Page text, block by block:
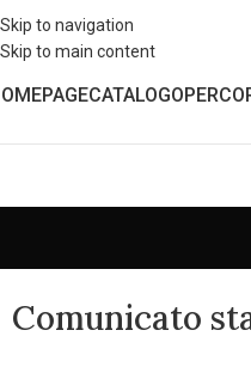
Skip to navigation
Skip to main content
CATALOGO
Comunicato